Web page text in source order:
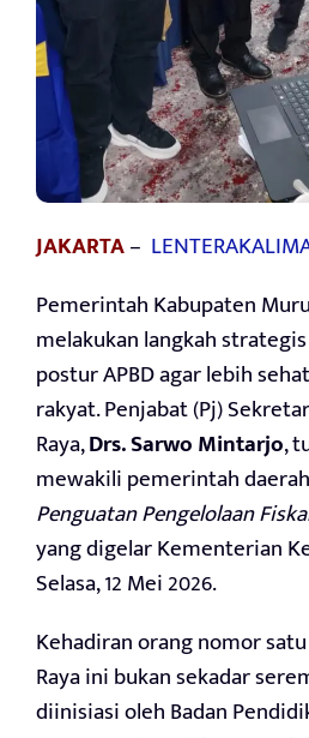
JAKARTA–
Pemerintah Kabupaten
melakukan langkah
postur APBD agar lebih
rakyat. Penjabat (Pj)
Raya,Drs. Sarwo Mintarjo,
mewakili pemerintah
Penguatan Pengelolaan
yang digelar Kementerian
Selasa, 12 Mei 2026.
Kehadiran orang nomor
Raya ini bukan sekadar
diinisiasi oleh Badan